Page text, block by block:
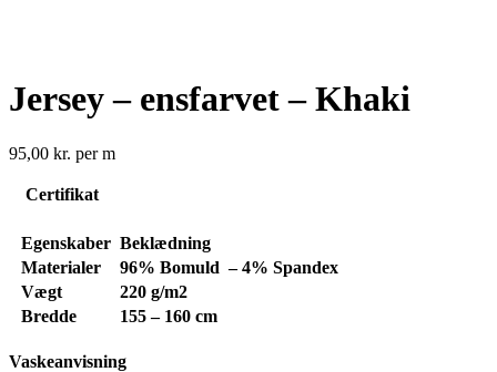
Jersey – ensfarvet – Khaki
95,00 kr. per m
Certifikat
Egenskaber Beklædning
Materialer
96% Bomuld – 4% Spandex
Vægt
220 g/m2
Bredde
155 – 160 cm
Vaskeanvisning